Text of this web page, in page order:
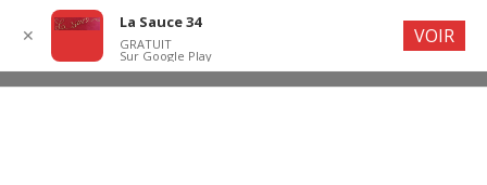
✕
La Sauce 34
GRATUIT
Sur Google Play
VOIR